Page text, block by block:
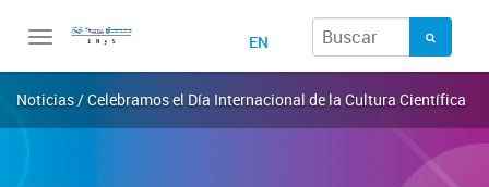
Toggle
EN
Noticias / Celebramos el Día Internacional de la Cultura Científica